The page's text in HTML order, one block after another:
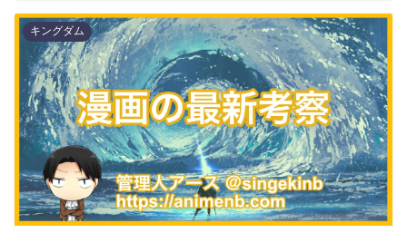
キングダム